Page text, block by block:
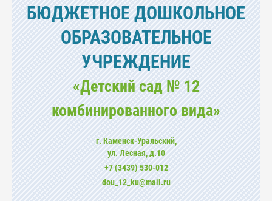
БЮДЖЕТНОЕ ДОШКОЛЬНОЕ
ОБРАЗОВАТЕЛЬНОЕ
УЧРЕЖДЕНИЕ
«Детский сад № 12
комбинированного вида»
г. Каменск-Уральский,
ул. Лесная, д.10
+7 (3439) 530-012
dou_12_ku@mail.ru